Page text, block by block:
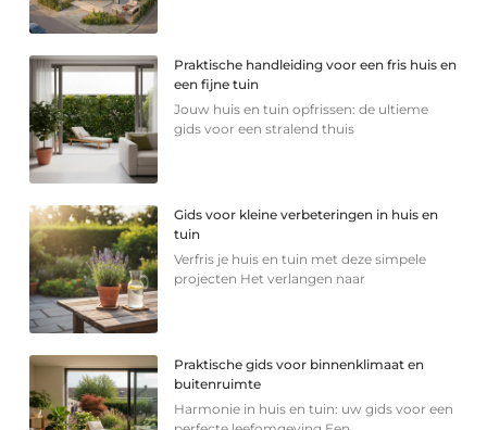
Praktische handleiding voor een fris huis en
een fijne tuin
Jouw huis en tuin opfrissen: de ultieme
gids voor een stralend thuis
Gids voor kleine verbeteringen in huis en
tuin
Verfris je huis en tuin met deze simpele
projecten Het verlangen naar
Praktische gids voor binnenklimaat en
buitenruimte
Harmonie in huis en tuin: uw gids voor een